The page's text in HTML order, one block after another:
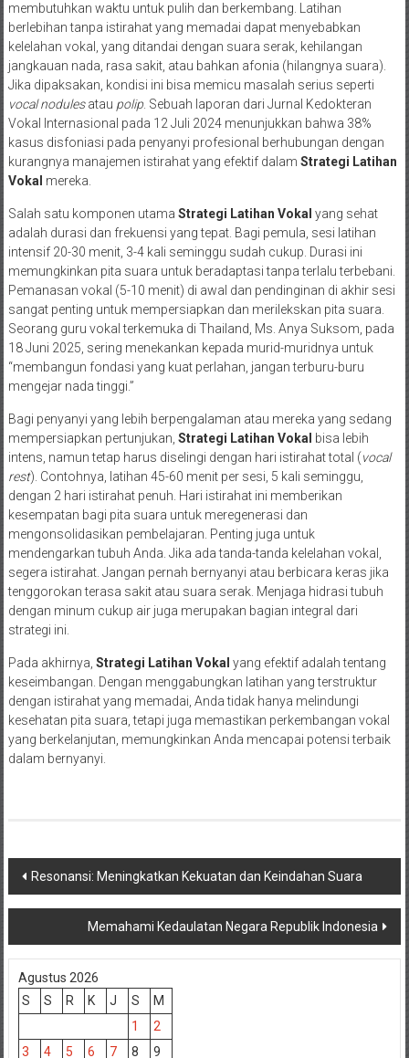
membutuhkan waktu untuk pulih dan berkembang. Latihan
berlebihan tanpa istirahat yang memadai dapat menyebabkan
kelelahan vokal, yang ditandai dengan suara serak, kehilangan
jangkauan nada, rasa sakit, atau bahkan afonia (hilangnya suara).
Jika dipaksakan, kondisi ini bisa memicu masalah serius seperti
vocal nodulesatau polip. Sebuah laporan dari Jurnal Kedokteran
Vokal Internasional pada 12 Juli 2024 menunjukkan bahwa 38%
kasus disfoniasi pada penyanyi profesional berhubungan dengan
kurangnya manajemen istirahat yang efektif dalam Strategi Latihan
Vokal mereka.
Salah satu komponen utama Strategi Latihan Vokal yang sehat
adalah durasi dan frekuensi yang tepat. Bagi pemula, sesi latihan
intensif 20-30 menit, 3-4 kali seminggu sudah cukup. Durasi ini
memungkinkan pita suara untuk beradaptasi tanpa terlalu terbebani.
Pemanasan vokal (5-10 menit) di awal dan pendinginan di akhir sesi
sangat penting untuk mempersiapkan dan merilekskan pita suara.
Seorang guru vokal terkemuka di Thailand, Ms. Anya Suksom, pada
18 Juni 2025, sering menekankan kepada murid-muridnya untuk
“membangun fondasi yang kuat perlahan, jangan terburu-buru
mengejar nada tinggi.”
Bagi penyanyi yang lebih berpengalaman atau mereka yang sedang
mempersiapkan pertunjukan, Strategi Latihan Vokal bisa lebih
intens, namun tetap harus diselingi dengan hari istirahat total (vocal
rest). Contohnya, latihan 45-60 menit per sesi, 5 kali seminggu,
dengan 2 hari istirahat penuh. Hari istirahat ini memberikan
kesempatan bagi pita suara untuk meregenerasi dan
mengonsolidasikan pembelajaran. Penting juga untuk
mendengarkan tubuh Anda. Jika ada tanda-tanda kelelahan vokal,
segera istirahat. Jangan pernah bernyanyi atau berbicara keras jika
tenggorokan terasa sakit atau suara serak. Menjaga hidrasi tubuh
dengan minum cukup air juga merupakan bagian integral dari
strategi ini.
Pada akhirnya, Strategi Latihan Vokal yang efektif adalah tentang
keseimbangan. Dengan menggabungkan latihan yang terstruktur
dengan istirahat yang memadai, Anda tidak hanya melindungi
kesehatan pita suara, tetapi juga memastikan perkembangan vokal
yang berkelanjutan, memungkinkan Anda mencapai potensi terbaik
dalam bernyanyi.
Navigasi
pos
Resonansi: Meningkatkan Kekuatan dan Keindahan Suara
Memahami Kedaulatan Negara Republik Indonesia
Agustus 2026
S
S R K J S
M
1
2
3
4 5 6 7 8
9